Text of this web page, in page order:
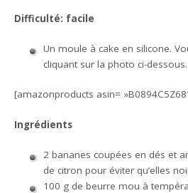
Difficulté: facile
Un moule à cake en silicone.
cliquant sur la photo ci-dessous.
[amazonproducts asin=
Ingrédients
2 bananes coupées en dés et
de citron pour éviter qu’elles
100 g de beurre mou à